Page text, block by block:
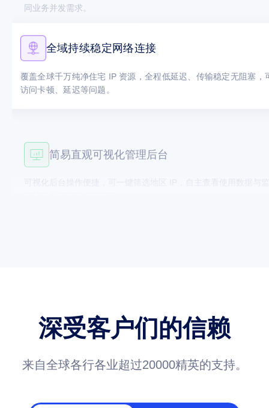
同业务并发需求。
全域持续稳定网络连接
覆盖全球千万纯净住宅 IP 资源，全程低延迟、传输稳定无阻塞
访问卡顿、延迟等问题。
简易直观可视化管理后台
可视化后台操作便捷，可一键筛选地区 IP，自主查看使用数据与
深受客户们的信赖
来自全球各行各业超过20000精英的支持。